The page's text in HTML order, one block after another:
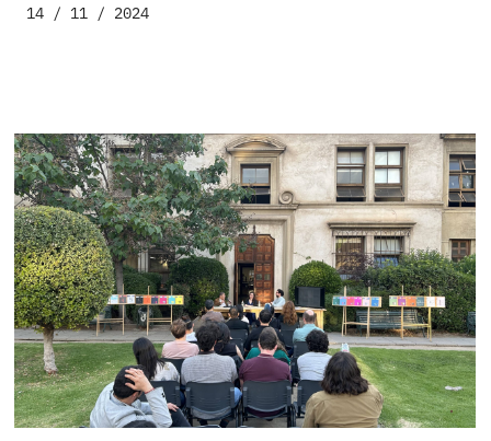
14 / 11 / 2024